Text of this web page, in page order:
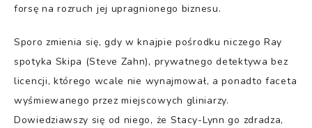
forsę na rozruch jej upragnionego biznesu.
Sporo zmienia się, gdy w knajpie pośrodku niczego Ray
spotyka Skipa (Steve Zahn), prywatnego detektywa bez
licencji, którego wcale nie wynajmował, a ponadto faceta
wyśmiewanego przez miejscowych gliniarzy.
Dowiedziawszy się od niego, że Stacy-Lynn go zdradza,